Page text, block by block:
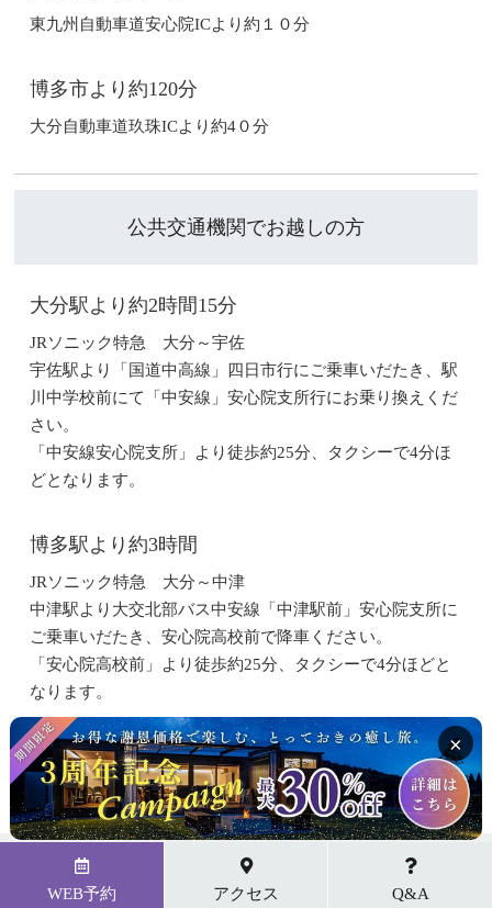
東九州自動車道安心院ICより約１０分
博多市より約120分
大分自動車道玖珠ICより約4０分
公共交通機関でお越しの方
大分駅より約2時間15分
JRソニック特急 大分～宇佐
宇佐駅より「国道中高線」四日市行にご乗車いだたき、駅
川中学校前にて「中安線」安心院支所行にお乗り換えくだ
さい。
「中安線安心院支所」より徒歩約25分、タクシーで4分ほ
どとなります。
博多駅より約3時間
JRソニック特急 大分～中津
中津駅より大交北部バス中安線「中津駅前」安心院支所に
ご乗車いだたき、安心院高校前で降車ください。
「安心院高校前」より徒歩約25分、タクシーで4分ほどと
なります。
×
WEB予約 アクセス Q&A